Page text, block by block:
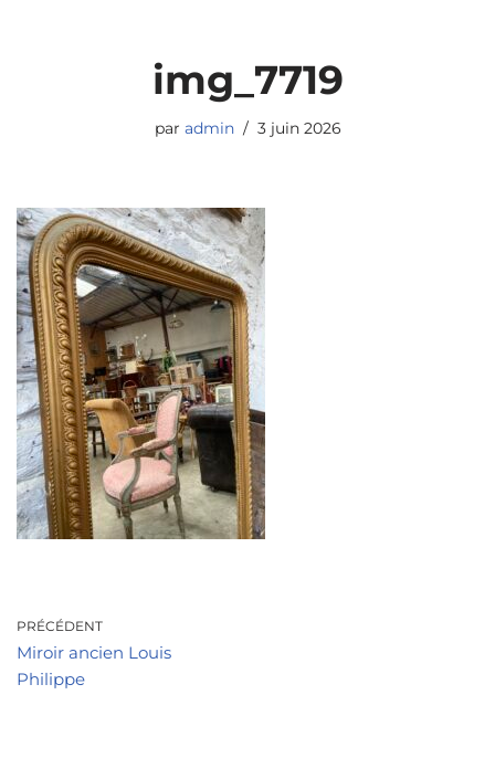
img_7719
par admin 3 juin 2026
PRÉCÉDENT
Miroir ancien Louis
Philippe